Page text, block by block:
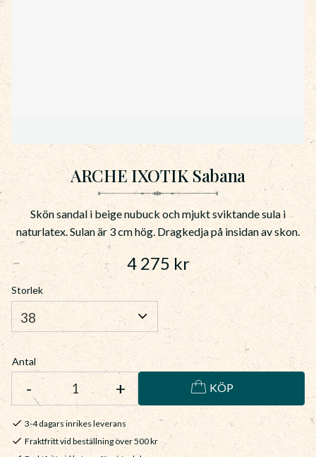
ARCHE IXOTIK Sabana
Skön sandal i beige nubuck och mjukt sviktande sula i
naturlatex. Sulan är 3 cm hög. Dragkedja på insidan av skon.
4 275kr
Storlek
Antal
+
- KÖP
3-4 dagars inrikes leverans
Fraktfritt vid beställning över 500 kr